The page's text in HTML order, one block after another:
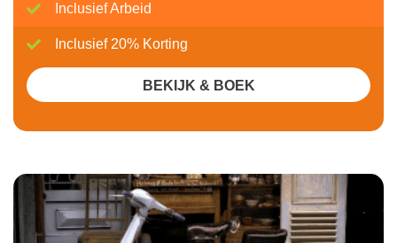
Inclusief Arbeid
Inclusief 20% Korting
BEKIJK & BOEK